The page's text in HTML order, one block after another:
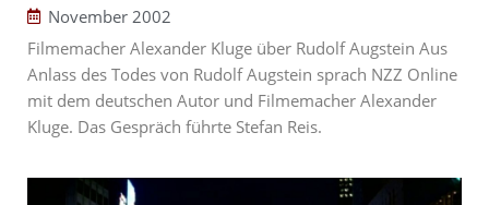
November 2002
Filmemacher Alexander Kluge über Rudolf Augstein Aus
Anlass des Todes von Rudolf Augstein sprach NZZ Online
mit dem deutschen Autor und Filmemacher Alexander
Kluge. Das Gespräch führte Stefan Reis.